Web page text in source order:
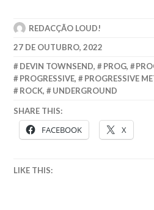
REDACÇÃO LOUD!
27 DE OUTUBRO, 2022
DEVIN TOWNSEND, PROG,
PROGRESSIVE, PROGRESSIVE
ROCK, UNDERGROUND
SHARE THIS:
FACEBOOK X
LIKE THIS: